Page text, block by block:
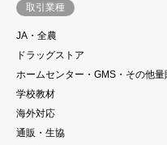
取引業種
JA・全農
ドラッグストア
ホームセンター・GMS・その他量
学校教材
海外対応
通販・生協